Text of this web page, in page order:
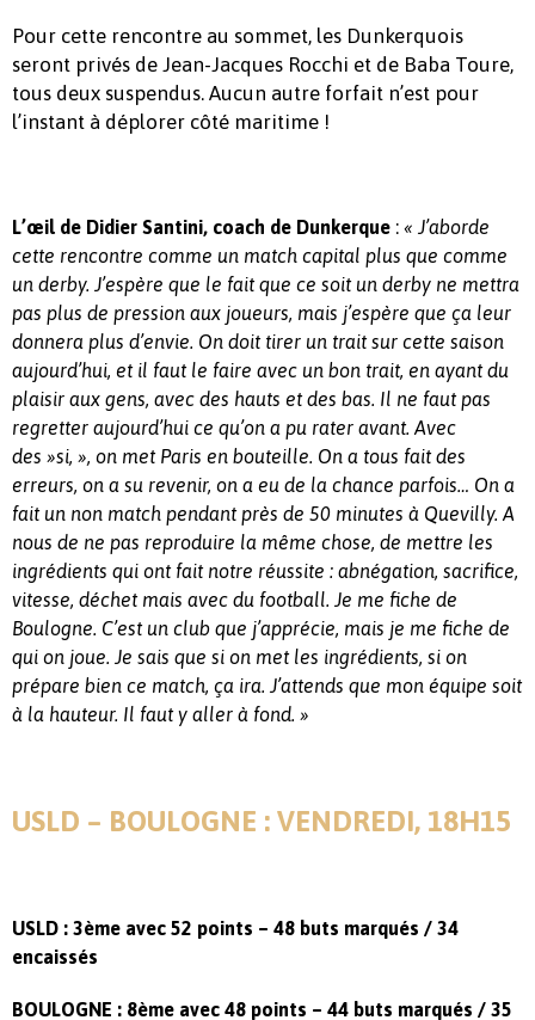
Pour cette rencontre au sommet, les Dunkerquois
seront privés de Jean-Jacques Rocchi et de Baba Toure,
tous deux suspendus. Aucun autre forfait n’est pour
l’instant à déplorer côté maritime !
L’œil de Didier Santini, coach de Dunkerque : « J’aborde
cette rencontre comme un match capital plus que comme
un derby. J’espère que le fait que ce soit un derby ne mettra
pas plus de pression aux joueurs, mais j’espère que ça leur
donnera plus d’envie. On doit tirer un trait sur cette saison
aujourd’hui, et il faut le faire avec un bon trait, en ayant du
plaisir aux gens, avec des hauts et des bas. Il ne faut pas
regretter aujourd’hui ce qu’on a pu rater avant. Avec
des »si, », on met Paris en bouteille. On a tous fait des
erreurs, on a su revenir, on a eu de la chance parfois… On a
fait un non match pendant près de 50 minutes à Quevilly. A
nous de ne pas reproduire la même chose, de mettre les
ingrédients qui ont fait notre réussite : abnégation, sacrifice,
vitesse, déchet mais avec du football. Je me fiche de
Boulogne. C’est un club que j’apprécie, mais je me fiche de
qui on joue. Je sais que si on met les ingrédients, si on
prépare bien ce match, ça ira. J’attends que mon équipe soit
à la hauteur. Il faut y aller à fond. »
USLD – BOULOGNE : VENDREDI, 18H15
USLD : 3ème avec 52 points – 48 buts marqués / 34
encaissés
BOULOGNE : 8ème avec 48 points – 44 buts marqués / 35